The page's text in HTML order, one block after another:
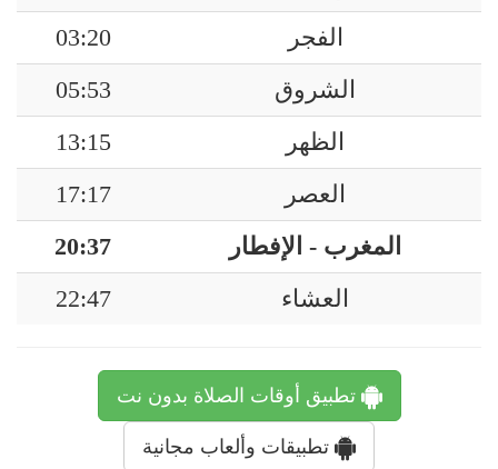
الفجر
03:20
الشروق
05:53
الظهر
13:15
العصر
17:17
المغرب - الإفطار
20:37
العشاء
22:47
تطبيق أوقات الصلاة بدون نت
تطبيقات وألعاب مجانية